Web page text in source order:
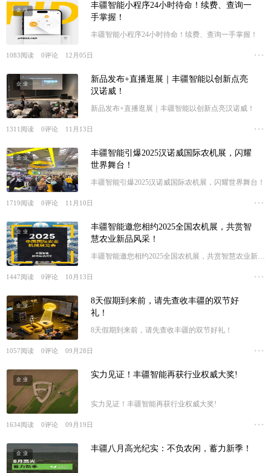
企业
丰疆智能小程序24小时待命！续费、查询一
手掌握！
丰疆智能小程序24小时待命！续费、查询一手掌握！
1083阅读 0评论 12月05日
企业
新品发布+直播逛展｜丰疆智能以创新点亮
汉诺威！
新品发布+直播逛展｜丰疆智能以创新点亮汉诺威！
1311 阅读 0评论 11月13日
企业
丰疆智能引爆2025汉诺威国际农机展，闪耀
世界舞台！
丰疆智能引爆2025汉诺威国际农机展，闪耀世界舞台！
1719阅读 0评论 11月10日
企业
丰疆智能邀您相约2025全国农机展，共赏智
慧农业新品风采！
丰疆智能邀您相约2025全国农机展，共赏智慧农业新品
1447阅读 0评论 10月13日
企业
8天假期到来前，请先查收丰疆的双节好
礼！
8天假期到来前，请先查收丰疆的双节好礼！
1057阅读 0评论 09月28日
企业 实力见证！丰疆智能再获行业权威大奖!
实力见证！丰疆智能再获行业权威大奖!
1634阅读 0评论 09月19日
企业 丰疆八月高光纪实：不负农闲，蓄力新季！